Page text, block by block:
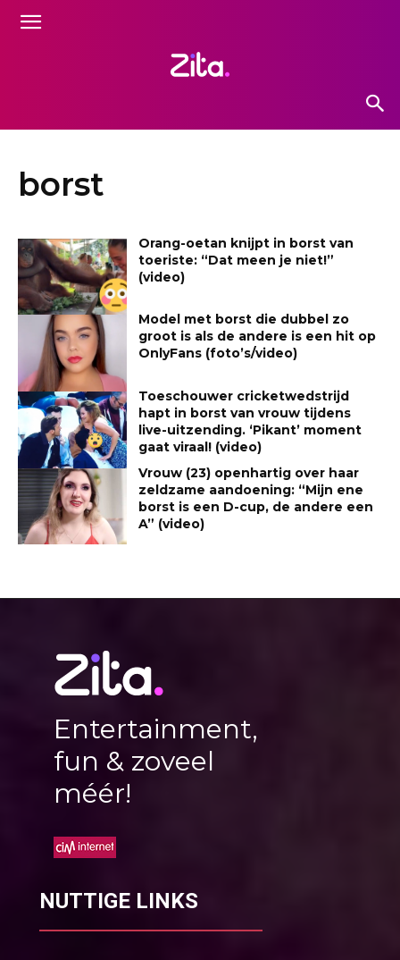
borst
Orang-oetan knijpt in borst van
toeriste: “Dat meen je niet!”
(video)
Model met borst die dubbel zo
groot is als de andere is een hit op
OnlyFans (foto’s/video)
Toeschouwer cricketwedstrijd
hapt in borst van vrouw tijdens
live-uitzending. ‘Pikant’ moment
gaat viraal! (video)
Vrouw (23) openhartig over haar
zeldzame aandoening: “Mijn ene
borst is een D-cup, de andere een
A” (video)
Entertainment,
fun & zoveel
méér!
NUTTIGE LINKS